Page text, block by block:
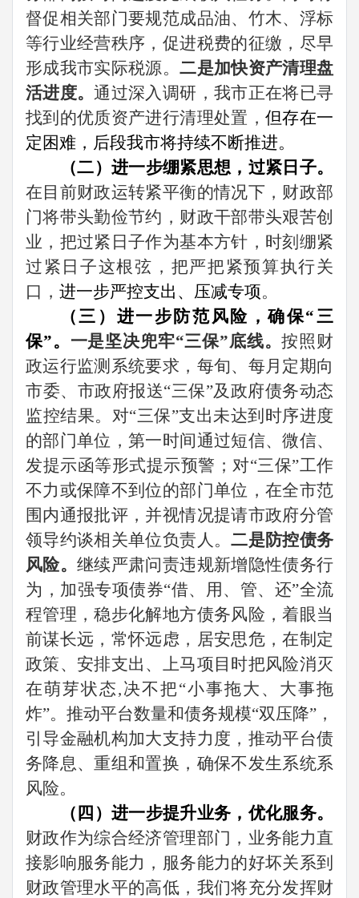
督促相关部门要规范成品油、竹木、浮标
等行业经营秩序，促进税费的征缴，尽早
形成我市实际税源。二是加快资产清理盘
活进度。通过深入调研，我市正在将已寻
找到的优质资产进行清理处置， 但存在一
定困难，后段我市将持续不断推进。
（二）进一步绷紧思想，过紧日子。
在目前财政运转紧平衡的情况下，财政部
门将带头勤俭节约，财政干部带头艰苦创
业，把过紧日子作为基本方针，时刻绷紧
过紧日子这根弦， 把严把紧预算执行关
口， 进一步严控支出、压减专项。
（三）进一步防范风险，确保“三
保”。 一是坚决兜牢“三保”底线。按照财
政运行监测系统要求，每旬、每月定期向
市委、市政府报送“三保”及政府债务动态
监控结果。对“三保”支出未达到时序进度
的部门单位，第一时间通过短信、微信、
发提示函等形式提示预警；对“三保”工作
不力或保障不到位的部门单位，在全市范
围内通报批评，并视情况提请市政府分管
领导约谈相关单位负责人。二是防控债务
风险。继续严肃问责违规新增隐性债务行
为，加强专项债券“借、用、管、还”全流
程管理，稳步化解地方债务风险，着眼当
前谋长远，常怀远虑，居安思危，在制定
政策、安排支出、上马项目时把风险消灭
在萌芽状态,决不把“小事拖大、大事拖
炸”。推动平台数量和债务规模“双压降”，
引导金融机构加大支持力度，推动平台债
务降息、重组和置换，确保不发生系统系
风险。
（四）进一步提升业务，优化服务。
财政作为综合经济管理部门，业务能力直
接影响服务能力，服务能力的好坏关系到
财政管理水平的高低，我们将充分发挥财